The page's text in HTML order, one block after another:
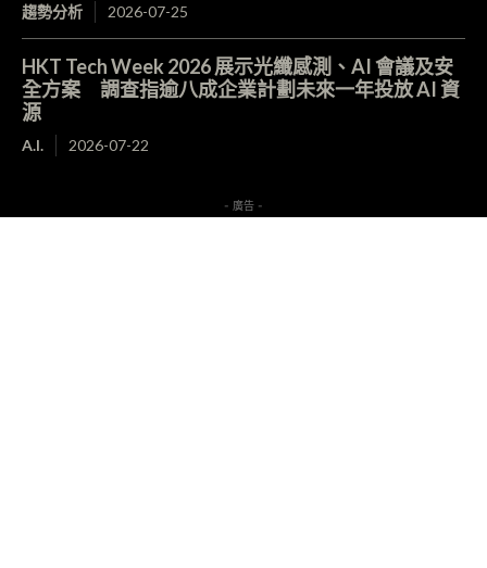
趨勢分析 2026-07-25
HKT Tech Week 2026 展示光纖感測、AI 會議及安
全方案 調查指逾八成企業計劃未來一年投放 AI 資
源
A.I. 2026-07-22
- 廣告 -